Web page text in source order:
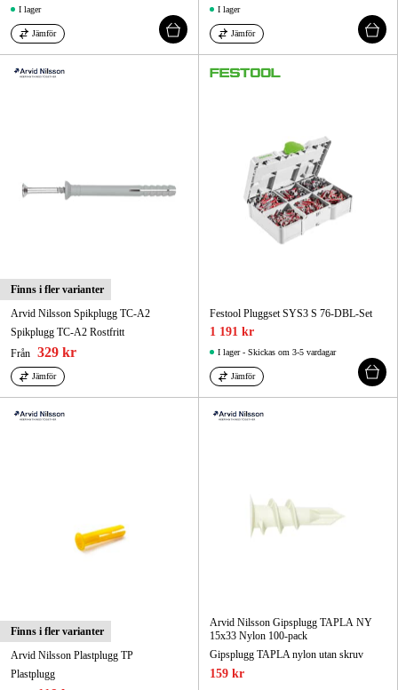
I lager
Jämför
I lager
Jämför
Finns i fler varianter
Arvid Nilsson Spikplugg TC-A2
Spikplugg TC-A2 Rostfritt
Från 329 kr
Jämför
Festool Pluggset SYS3 S 76-DBL-Set
1 191 kr
I lager - Skickas om 3-5 vardagar
Jämför
Finns i fler varianter
Arvid Nilsson Plastplugg TP
Plastplugg
Arvid Nilsson Gipsplugg TAPLA NY
15x33 Nylon 100-pack
Gipsplugg TAPLA nylon utan skruv
159 kr